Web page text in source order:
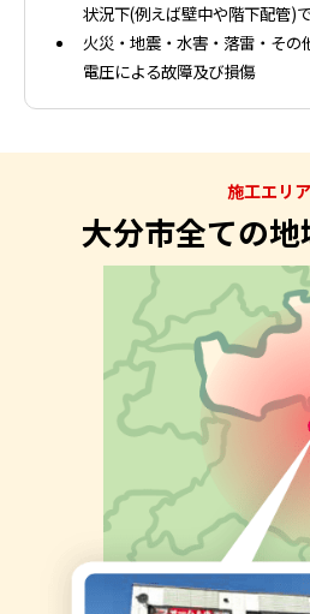
状況下(例えば壁中や階下配管)
火災・地震・水害・落雷・その
電圧による故障及び損傷
施工エリア
大分市全ての地